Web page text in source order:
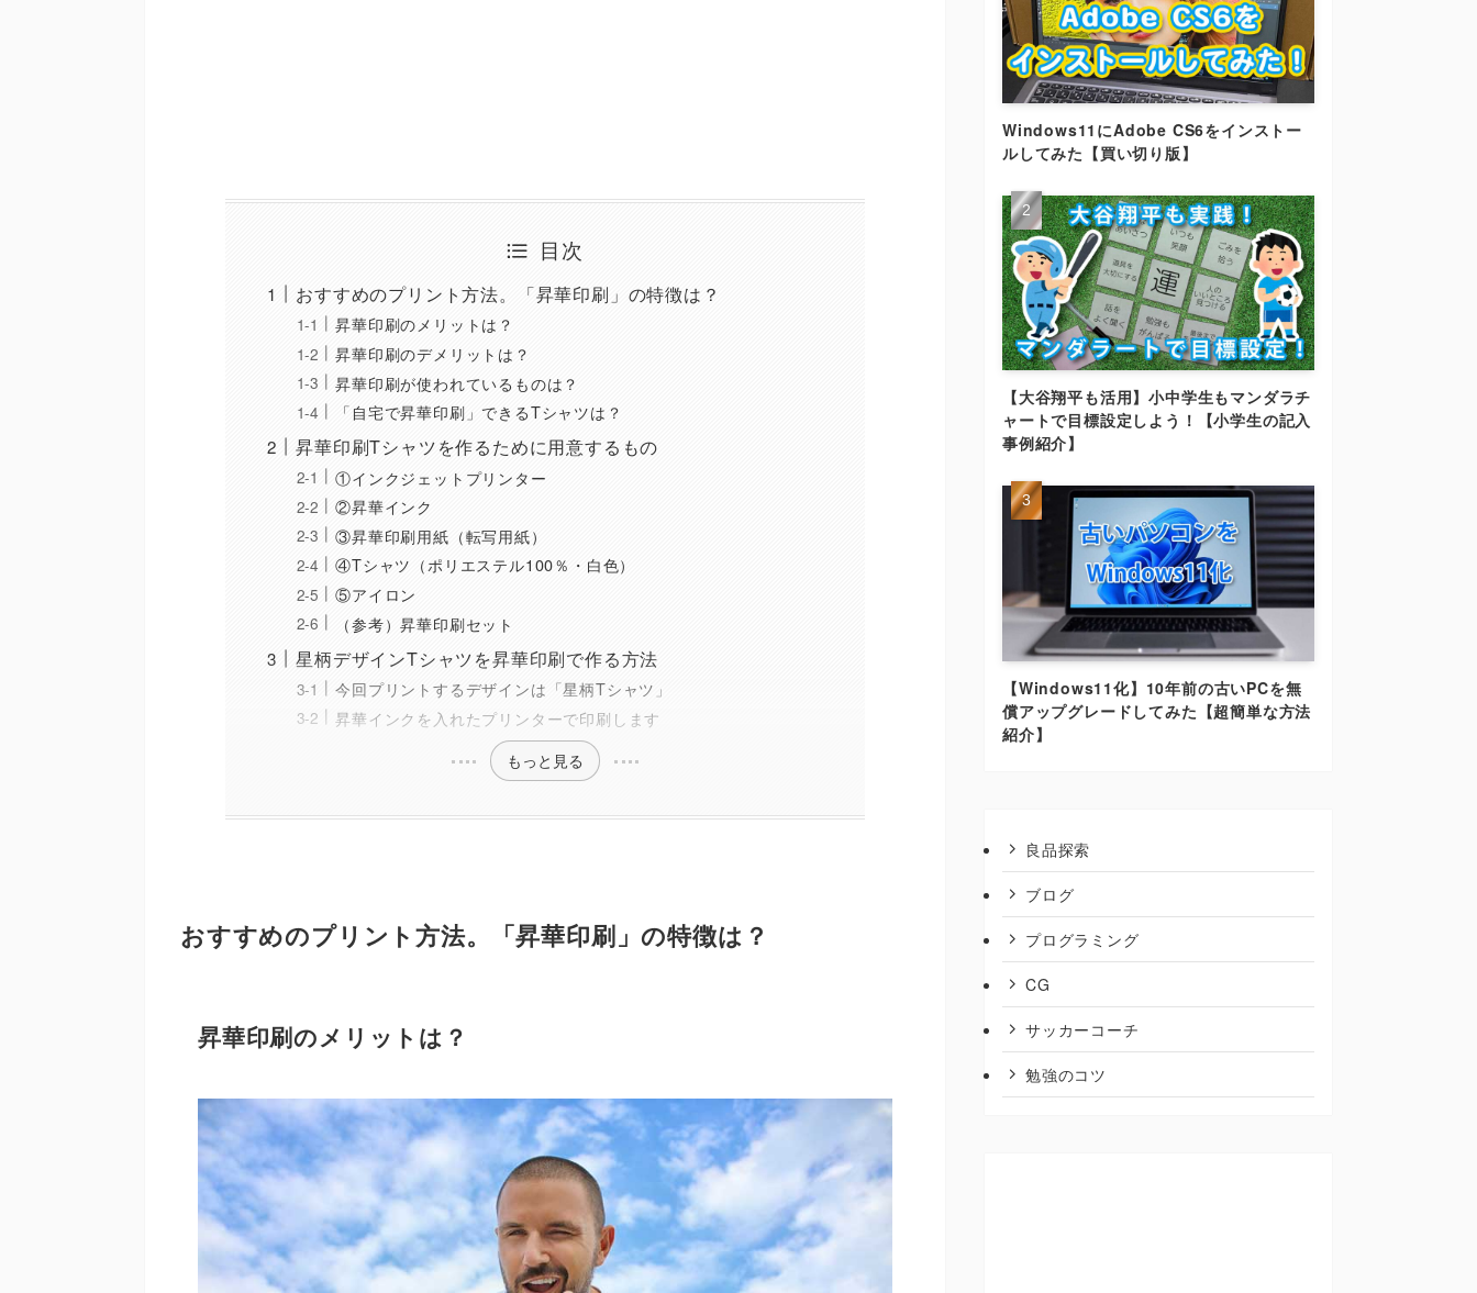
目次
おすすめのプリント方法。「昇華印刷」の特徴は？
昇華印刷のメリットは？
昇華印刷のデメリットは？
昇華印刷が使われているものは？
「自宅で昇華印刷」できるTシャツは？
昇華印刷Tシャツを作るために用意するもの
①インクジェットプリンター
②昇華インク
③昇華印刷用紙（転写用紙）
④Tシャツ（ポリエステル100％・白色）
⑤アイロン
（参考）昇華印刷セット
星柄デザインTシャツを昇華印刷で作る方法
今回プリントするデザインは「星柄Tシャツ」
昇華インクを入れたプリンターで印刷します
もっと見る
おすすめのプリント方法。「昇華印刷」の特徴は？
昇華印刷のメリットは？
Windows11にAdobe CS6をインストー
ルしてみた【買い切り版】
【大谷翔平も活用】小中学生もマンダラチ
ャートで目標設定しよう！【小学生の記入
事例紹介】
【Windows11化】10年前の古いPCを無
償アップグレードしてみた【超簡単な方法
紹介】
良品探索
ブログ
プログラミング
CG
サッカーコーチ
勉強のコツ